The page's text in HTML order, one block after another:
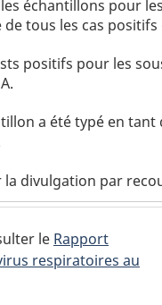
échantillons pour
tous les cas
- note
positifs pour les
- note
a été typé en
- note
divulgation par
- note
le Rapport
respiratoires au